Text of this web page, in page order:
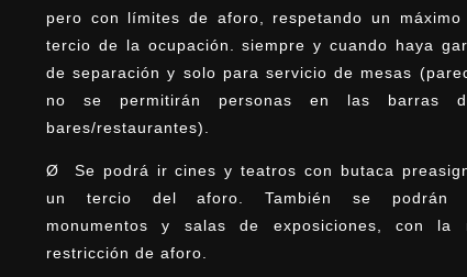
pero con límites de aforo, respetando un máximo
tercio de la ocupación. siempre y cuando haya
de separación y solo para servicio de mesas
no se permitirán personas en las barras
bares/restaurantes).
Ø Se podrá ir cines y teatros con butaca
un tercio del aforo. También se podrán
monumentos y salas de exposiciones, con la
restricción de aforo.